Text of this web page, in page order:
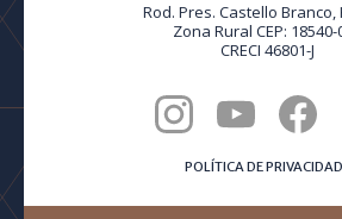
Rod. Pres. Castello Branco,
Zona Rural CEP: 18540-
CRECI 46801-J
POLÍTICA DE